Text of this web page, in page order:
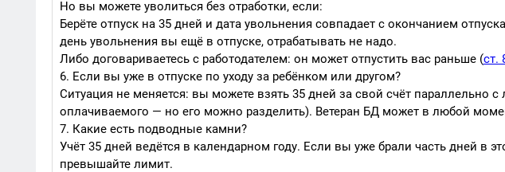
Но вы можете уволиться без отработки, если:
Берёте отпуск на 35 дней и дата увольнения совпадает с окончанием
день увольнения вы ещё в отпуске, отрабатывать не надо.
Либо договариваетесь с работодателем: он может отпустить вас раньше (ст.
6. Если вы уже в отпуске по уходу за ребёнком или другом?
Ситуация не меняется: вы можете взять 35 дней за свой счёт параллельно
оплачиваемого — но его можно разделить). Ветеран БД может в любой
7. Какие есть подводные камни?
Учёт 35 дней ведётся в календарном году. Если вы уже брали часть дней в
превышайте лимит.